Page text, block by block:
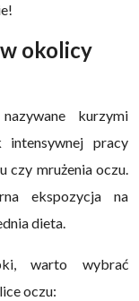
okolicy
kurzymi
intensywnej pracy
czy mrużenia oczu.
ekspozycja na
dieta.
warto wybrać
oczu: